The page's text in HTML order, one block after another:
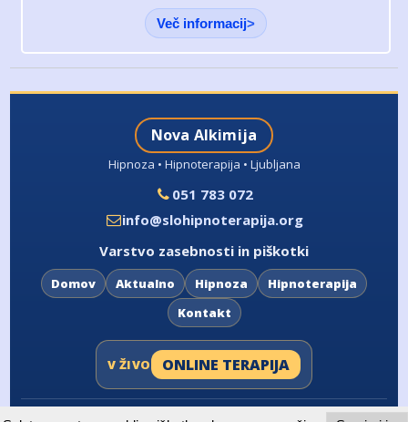
Več informacij
Nova Alkimija
Hipnoza • Hipnoterapija • Ljubljana
051 783 072
info@slohipnoterapija.org
Varstvo zasebnosti in piškotki
Domov Aktualno Hipnoza
Hipnoterapija
Kontakt
V ŽIVO ONLINE TERAPIJA
Copyright © 2006–2026 Nova Alkimija